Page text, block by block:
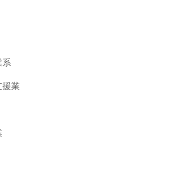
系
援業